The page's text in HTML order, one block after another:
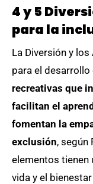
4 y 5
para la
La Diversión y
para el
recreativas que
facilitan el
fomentan la
exclusión, según
elementos tienen
vida y el